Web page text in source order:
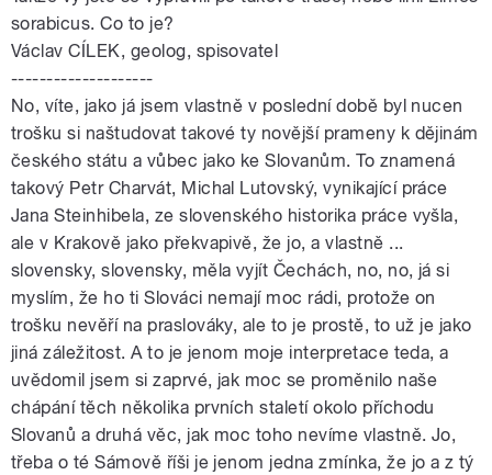
sorabicus. Co to je?
Václav CÍLEK, geolog, spisovatel
--------------------
No, víte, jako já jsem vlastně v poslední době byl nucen
trošku si naštudovat takové ty novější prameny k dějinám
českého státu a vůbec jako ke Slovanům. To znamená
takový Petr Charvát, Michal Lutovský, vynikající práce
Jana Steinhibela, ze slovenského historika práce vyšla,
ale v Krakově jako překvapivě, že jo, a vlastně ...
slovensky, slovensky, měla vyjít Čechách, no, no, já si
myslím, že ho ti Slováci nemají moc rádi, protože on
trošku nevěří na praslováky, ale to je prostě, to už je jako
jiná záležitost. A to je jenom moje interpretace teda, a
uvědomil jsem si zaprvé, jak moc se proměnilo naše
chápání těch několika prvních staletí okolo příchodu
Slovanů a druhá věc, jak moc toho nevíme vlastně. Jo,
třeba o té Sámově říši je jenom jedna zmínka, že jo a z tý